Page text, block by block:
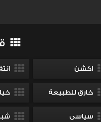
اكشن
خارق للطبيعة
سياسى